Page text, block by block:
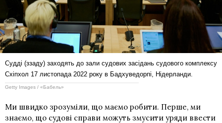
Судді (ззаду) заходять до зали судових засідань судового комплексу
Схіпхол 17 листопада 2022 року в Бадхуведорпі, Нідерланди.
Getty Images / «Бабель»
Ми швидко зрозуміли, що маємо робити. Перше, ми
знаємо, що судові справи можуть змусити уряди ввести